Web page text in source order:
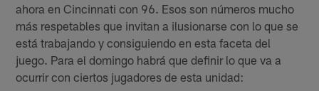
ahora en Cincinnati con 96. Esos son números mucho
más respetables que invitan a ilusionarse con lo que se
está trabajando y consiguiendo en esta faceta del
juego. Para el domingo habrá que definir lo que va a
ocurrir con ciertos jugadores de esta unidad: